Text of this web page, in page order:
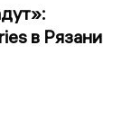
в Рязани